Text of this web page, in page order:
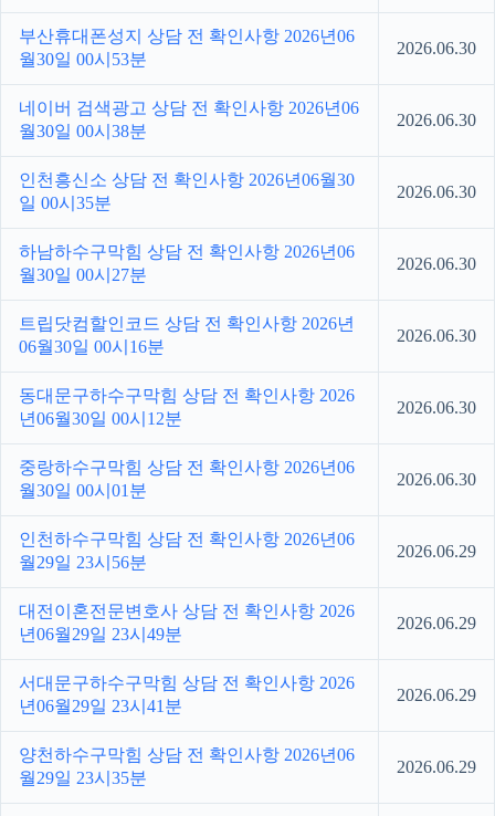
부산휴대폰성지 상담 전 확인사항 2026년06
월30일 00시53분
2026.06.30
네이버 검색광고 상담 전 확인사항 2026년06
월30일 00시38분
2026.06.30
인천흥신소 상담 전 확인사항 2026년06월30
일 00시35분
2026.06.30
하남하수구막힘 상담 전 확인사항 2026년06
월30일 00시27분
2026.06.30
트립닷컴할인코드 상담 전 확인사항 2026년
06월30일 00시16분
2026.06.30
동대문구하수구막힘 상담 전 확인사항 2026
년06월30일 00시12분
2026.06.30
중랑하수구막힘 상담 전 확인사항 2026년06
월30일 00시01분
2026.06.30
인천하수구막힘 상담 전 확인사항 2026년06
월29일 23시56분
2026.06.29
대전이혼전문변호사 상담 전 확인사항 2026
년06월29일 23시49분
2026.06.29
서대문구하수구막힘 상담 전 확인사항 2026
년06월29일 23시41분
2026.06.29
양천하수구막힘 상담 전 확인사항 2026년06
월29일 23시35분
2026.06.29